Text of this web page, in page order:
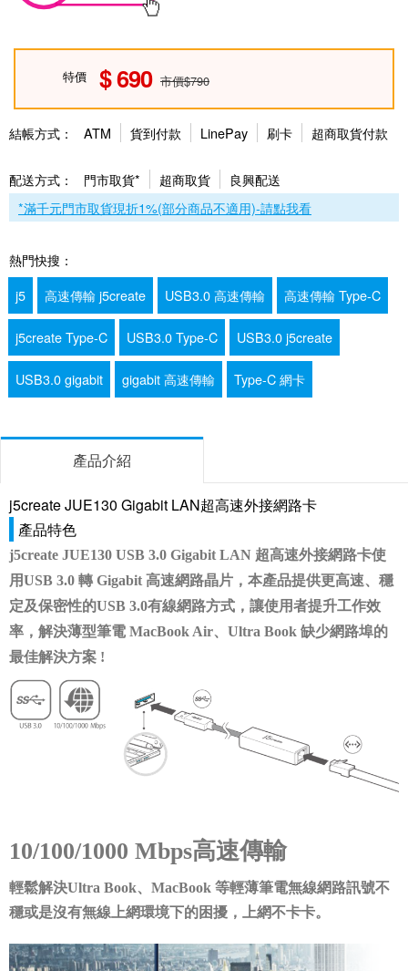
特價 690 市價$790
結帳方式： ATM 貨到付款 LinePay 刷卡 超商取貨付款
配送方式： 門市取貨* 超商取貨
良興配送
*滿千元門市取貨現折1%(部分商品不適用)-請點我看
熱門快搜：
j5
高速傳輸 j5create USB3.0 高速傳輸 高速傳輸 Type-C
j5create Type-C USB3.0 Type-C USB3.0 j5create
USB3.0 gigabit gigabit 高速傳輸 Type-C 網卡
產品介紹
j5create JUE130 Gigabit LAN超高速外接網路卡
產品特色
j5create JUE130 USB 3.0 Gigabit LAN 超高速外接網路卡使
用USB 3.0 轉 Gigabit 高速網路晶片，本產品提供更高速、穩
定及保密性的USB 3.0有線網路方式，讓使用者提升工作效
率，解決薄型筆電 MacBook Air、Ultra Book 缺少網路埠的
最佳解決方案 !
10/100/1000 Mbps高速傳輸
輕鬆解決Ultra Book、MacBook 等輕薄筆電無線網路訊號不
穩或是沒有無線上網環境下的困擾，上網不卡卡。